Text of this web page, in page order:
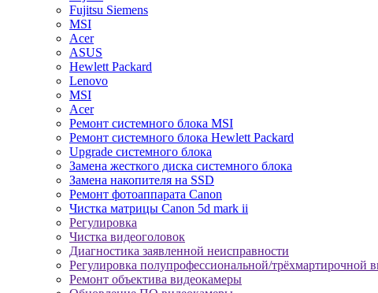
Fujitsu Siemens
MSI
Acer
ASUS
Hewlett Packard
Lenovo
MSI
Acer
Ремонт системного блока MSI
Ремонт системного блока Hewlett Packard
Upgrade системного блока
Замена жесткого диска системного блока
Замена накопителя на SSD
Ремонт фотоаппарата Canon
Чистка матрицы Canon 5d mark ii
Регулировка
Чистка видеоголовок
Диагностика заявленной неисправности
Регулировка полупрофессиональной/трёхмартирочной
Ремонт объектива видеокамеры